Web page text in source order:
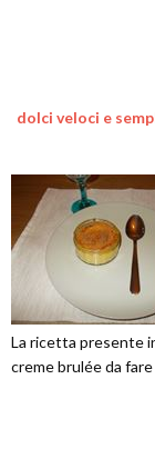
dolci veloci e
La ricetta presente
creme brulée da